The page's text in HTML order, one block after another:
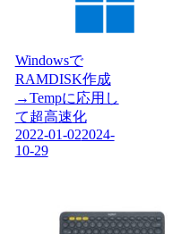
Windowsで
RAMDISK作成
→Tempに応用し
て超高速化
2022-01-022024-
10-29